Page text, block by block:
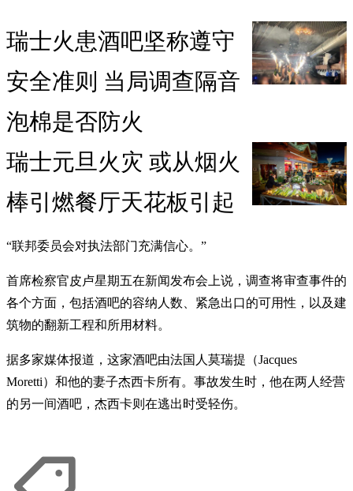
瑞士火患酒吧坚称遵守
安全准则 当局调查隔音
泡棉是否防火
瑞士元旦火灾 或从烟火
棒引燃餐厅天花板引起
“联邦委员会对执法部门充满信心。”
首席检察官皮卢星期五在新闻发布会上说，调查将审查事件的
各个方面，包括酒吧的容纳人数、紧急出口的可用性，以及建
筑物的翻新工程和所用材料。
据多家媒体报道，这家酒吧由法国人莫瑞提（Jacques
Moretti）和他的妻子杰西卡所有。事故发生时，他在两人经营
的另一间酒吧，杰西卡则在逃出时受轻伤。